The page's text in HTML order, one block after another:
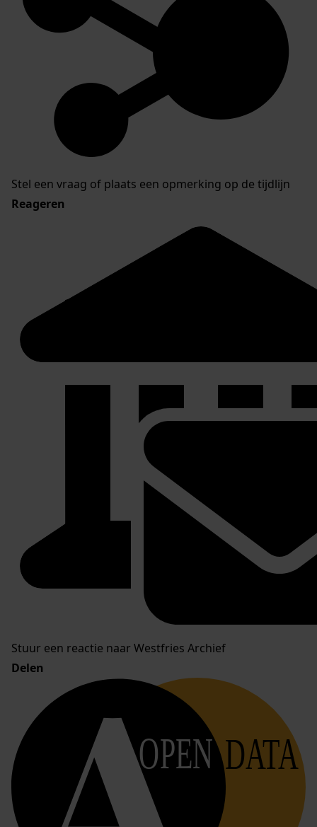
Stel een vraag of plaats een opmerking op de tijdlijn
Reageren
Stuur een reactie naar Westfries Archief
Delen
OPEN DATA